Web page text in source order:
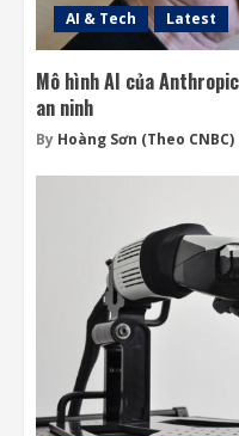
AI & Tech Latest
Mô hình AI của
an ninh
By Hoàng Sơn (Theo CNBC)